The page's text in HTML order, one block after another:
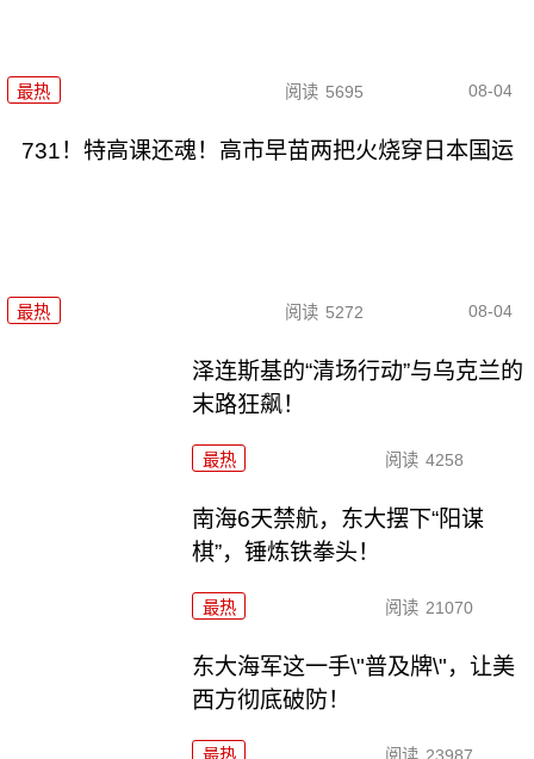
最热 阅读 5695 08-04
731！特高课还魂！高市早苗两把火烧穿日本国运
最热 阅读 5272 08-04
泽连斯基的“清场行动”与乌克兰的
末路狂飙！
最热 阅读 4258
南海6天禁航，东大摆下“阳谋
棋”，锤炼铁拳头！
最热 阅读 21070
东大海军这一手\"普及牌\"，让美
西方彻底破防！